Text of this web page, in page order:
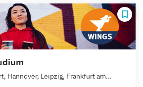
Hannover, Leipzig, Frankfurt am...